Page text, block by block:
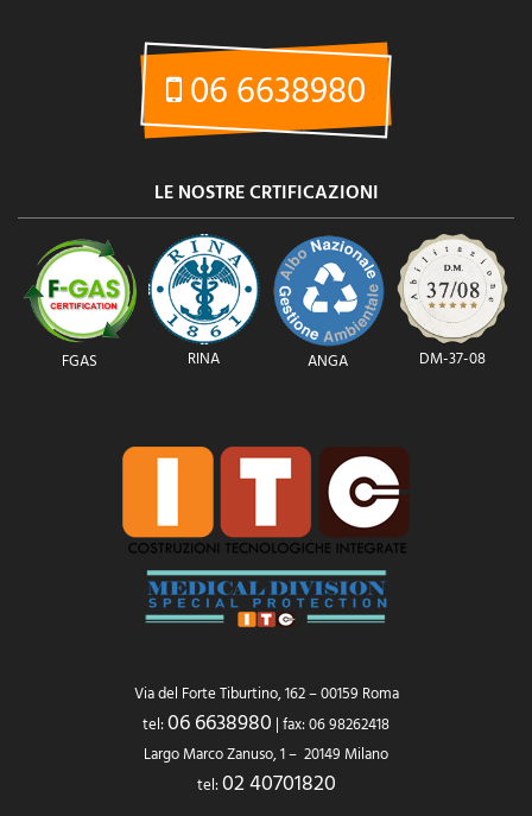
06 6638980
LE NOSTRE CRTIFICAZIONI
FGAS RINA ANGA DM-37-08
Via del Forte Tiburtino, 162 – 00159 Roma
tel:06 6638980 | fax: 06 98262418
Largo Marco Zanuso, 1 – 20149 Milano
tel:02 40701820